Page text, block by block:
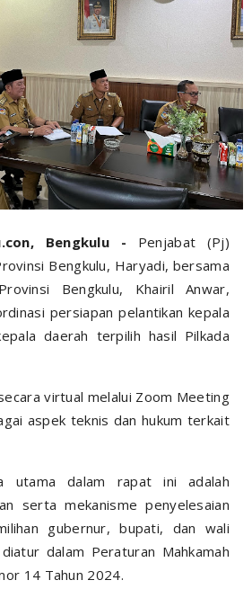
Bengkulu - Penjabat (Pj)
Bengkulu, Haryadi, bersama
Bengkulu, Khairil Anwar,
persiapan pelantikan kepala
daerah terpilih hasil Pilkada
virtual melalui Zoom Meeting
aspek teknis dan hukum terkait
utama dalam rapat ini adalah
serta mekanisme penyelesaian
gubernur, bupati, dan wali
dalam Peraturan Mahkamah
14 Tahun 2024.